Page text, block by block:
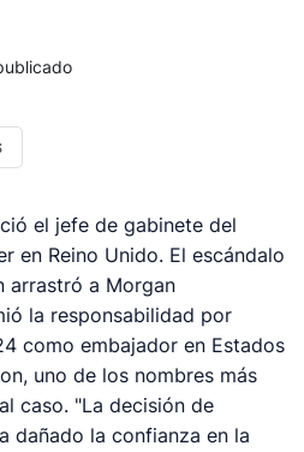
el jefe de gabinete del
en Reino Unido. El escándalo
arrastró a Morgan
la responsabilidad por
como embajador en Estados
uno de los nombres más
caso. "La decisión de
dañado la confianza en la